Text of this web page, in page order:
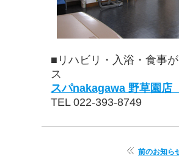
■リハビリ・入浴・食事
ス
スパnakagawa 野草園店
TEL 022-393-8749
前のお知ら